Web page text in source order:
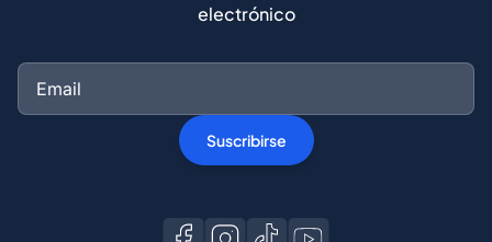
electrónico
Suscribirse